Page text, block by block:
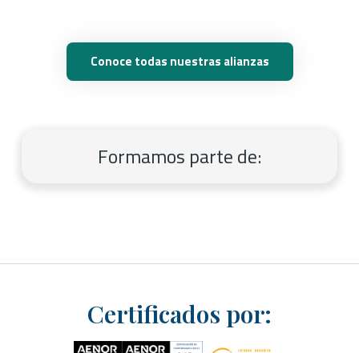
Conoce todas nuestras alianzas
Formamos parte de:
Certificados por: